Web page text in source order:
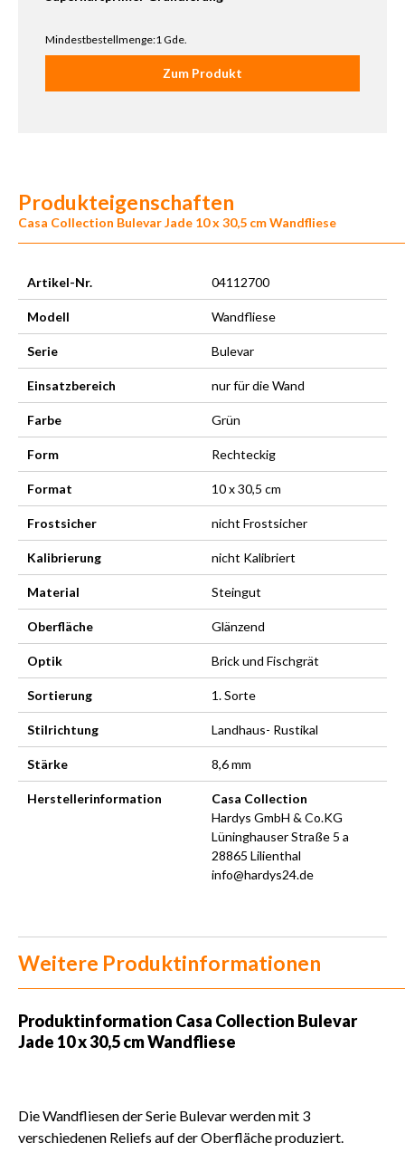
Mindestbestellmenge:1 Gde.
Zum Produkt
Produkteigenschaften
Casa Collection Bulevar Jade 10 x 30,5 cm Wandfliese
Artikel-Nr. 04112700
Modell Wandfliese
Serie Bulevar
Einsatzbereich nur für die Wand
Farbe Grün
Form Rechteckig
Format 10 x 30,5 cm
Frostsicher nicht Frostsicher
Kalibrierung nicht Kalibriert
Material Steingut
Oberfläche Glänzend
Optik Brick und Fischgrät
Sortierung 1. Sorte
Stilrichtung Landhaus- Rustikal
Stärke 8,6 mm
Herstellerinformation
Casa Collection
Hardys GmbH & Co.KG
Lüninghauser Straße 5 a
28865 Lilienthal
info@hardys24.de
Weitere Produktinformationen
Produktinformation Casa Collection Bulevar
Jade 10 x 30,5 cm Wandfliese
Die Wandfliesen der Serie Bulevar werden mit 3
verschiedenen Reliefs auf der Oberfläche produziert.